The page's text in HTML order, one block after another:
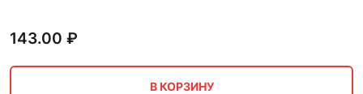
143.00 ₽
В КОРЗИНУ